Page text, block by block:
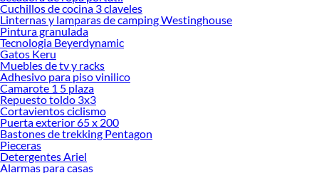
La llave punta corona, también conocida como llave combinada, es una
herramienta esencial con diseño de doble extremo: un lado abierto (punta) y
otro cerrado (corona). Ideal para trabajos automotrices, gasfitería y mecánica
general, ofrece versatilidad en un solo instrumento.
Guía de Compra
Elige la llave punta corona perfecta considerando estos factores:
Material:Cromo vanadio ofrece mayor durabilidad y resistencia a la
corrosión. Acero vanadio es una alternativa económica para uso
ocasional.
Tamaños:Evalúa si necesitas piezas individuales para tareas específicas o
Cuchillos de cocina 3 claveles
Linternas y lamparas de camping Westinghouse
Pintura granulada
Tecnologia Beyerdynamic
Gatos Keru
Muebles de tv y racks
Adhesivo para piso vinilico
Camarote 1 5 plaza
Repuesto toldo 3x3
Cortavientos ciclismo
Puerta exterior 65 x 200
Bastones de trekking Pentagon
Pieceras
Detergentes Ariel
Alarmas para casas